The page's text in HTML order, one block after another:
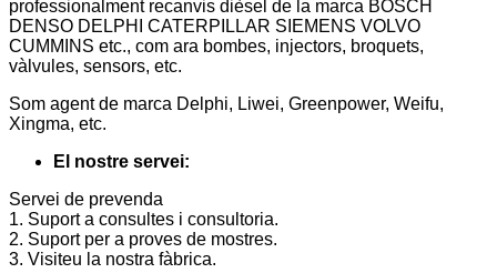
professionalment recanvis dièsel de la marca BOSCH
DENSO DELPHI CATERPILLAR SIEMENS VOLVO
CUMMINS etc., com ara bombes, injectors, broquets,
vàlvules, sensors, etc.
Som agent de marca Delphi, Liwei, Greenpower, Weifu,
Xingma, etc.
El nostre servei:
Servei de prevenda
1. Suport a consultes i consultoria.
2. Suport per a proves de mostres.
3. Visiteu la nostra fàbrica.